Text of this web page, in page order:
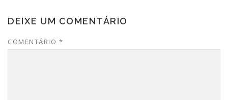
DEIXE UM COMENTÁRIO
COMENTÁRIO *